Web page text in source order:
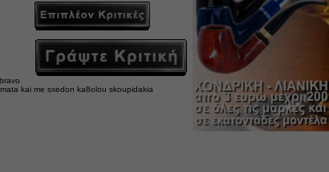
kai me sxedon ka8olou skoupidakia